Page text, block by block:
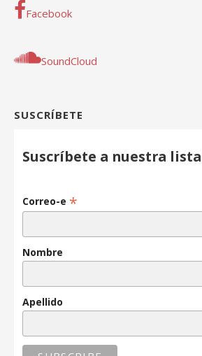
Facebook
SoundCloud
SUSCRÍBETE
Suscríbete a nuestra
Correo-e *
Nombre
Apellido